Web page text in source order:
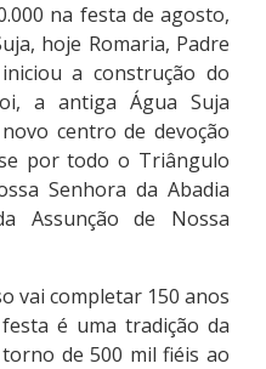
na festa de agosto,
hoje Romaria, Padre
a construção do
a antiga Água Suja
centro de devoção
por todo o Triângulo
Senhora da Abadia
Assunção de Nossa
vai completar 150 anos
é uma tradição da
de 500 mil fiéis ao